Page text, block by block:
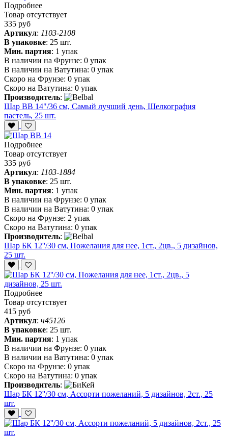
Подробнее
Товар отсутствует
335 руб
Артикул: 1103-2108
В упаковке: 25 шт.
Мин. партия: 1 упак
В наличии на Фрунзе: 0 упак
В наличии на Ватутина: 0 упак
Скоро на Фрунзе: 0 упак
Скоро на Ватутина: 0 упак
Производитель:
Шар ВВ 14"/36 см, Самый лучший день, Шелкография
пастель, 25 шт.
Подробнее
Товар отсутствует
335 руб
Артикул: 1103-1884
В упаковке: 25 шт.
Мин. партия: 1 упак
В наличии на Фрунзе: 0 упак
В наличии на Ватутина: 0 упак
Скоро на Фрунзе: 2 упак
Скоро на Ватутина: 0 упак
Производитель:
Шар БК 12''/30 см, Пожелания для нее, 1ст., 2цв., 5 дизайнов,
25 шт.
Подробнее
Товар отсутствует
415 руб
Артикул: ч45126
В упаковке: 25 шт.
Мин. партия: 1 упак
В наличии на Фрунзе: 0 упак
В наличии на Ватутина: 0 упак
Скоро на Фрунзе: 0 упак
Скоро на Ватутина: 0 упак
Производитель:
Шар БК 12''/30 см, Ассорти пожеланий, 5 дизайнов, 2ст., 25
шт.